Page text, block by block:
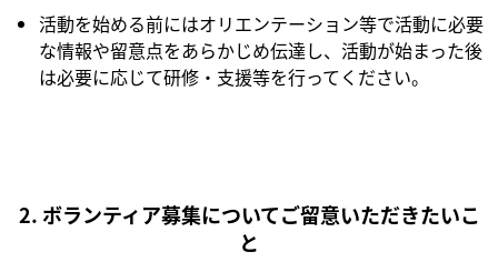
活動を始める前にはオリエンテーション等で活動に必要
な情報や留意点をあらかじめ伝達し、活動が始まった後
は必要に応じて研修・支援等を行ってください。
2. ボランティア募集についてご留意いただきたいこ
と